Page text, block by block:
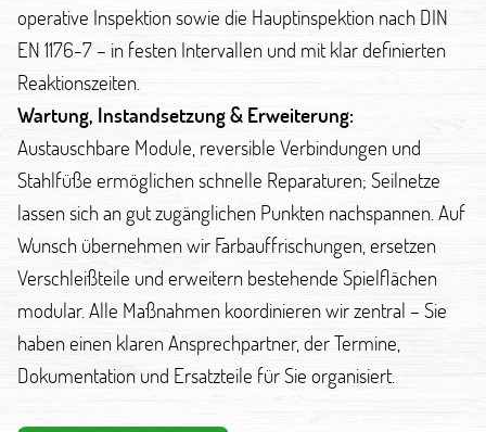
operative Inspektion sowie die Hauptinspektion nach DIN
EN 1176-7 – in festen Intervallen und mit klar definierten
Reaktionszeiten.
Wartung, Instandsetzung & Erweiterung:
Austauschbare Module, reversible Verbindungen und
Stahlfüße ermöglichen schnelle Reparaturen; Seilnetze
lassen sich an gut zugänglichen Punkten nachspannen. Auf
Wunsch übernehmen wir Farbauffrischungen, ersetzen
Verschleißteile und erweitern bestehende Spielflächen
modular. Alle Maßnahmen koordinieren wir zentral – Sie
haben einen klaren Ansprechpartner, der Termine,
Dokumentation und Ersatzteile für Sie organisiert.